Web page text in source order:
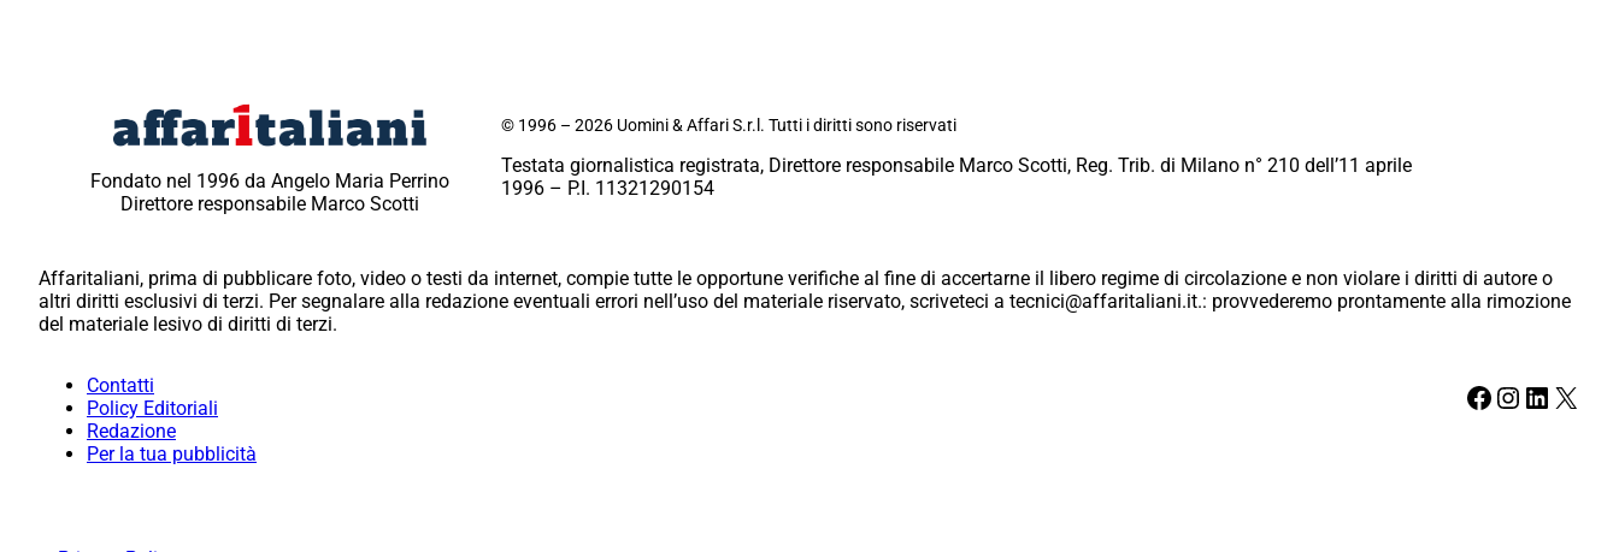
Fondato nel 1996 da Angelo Maria Perrino
Direttore responsabile Marco Scotti
© 1996 – 2026 Uomini & Affari S.r.l. Tutti i diritti sono riservati
Testata giornalistica registrata, Direttore responsabile Marco Scotti, Reg. Trib. di Milano n° 210 dell’11 aprile
1996 – P.I. 11321290154
Affaritaliani, prima di pubblicare foto, video o testi da internet, compie tutte le opportune verifiche al fine di accertarne il libero regime di circolazione e non violare i diritti di autore o
altri diritti esclusivi di terzi. Per segnalare alla redazione eventuali errori nell’uso del materiale riservato, scriveteci a tecnici@affaritaliani.it.: provvederemo prontamente alla rimozione
del materiale lesivo di diritti di terzi.
Contatti
Policy Editoriali
Redazione
Per la tua pubblicità
Facebook Instagram LinkedIn X